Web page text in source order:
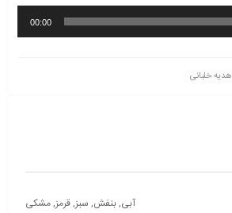
00:00
هدیه خلبانی
آبی, بنفش, سبز, قرمز, مشکی